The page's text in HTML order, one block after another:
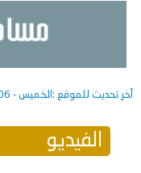
آخر تحديث للموقع : الخميس - 06 أغسطس 2026 - 04:21 م
الفيديو